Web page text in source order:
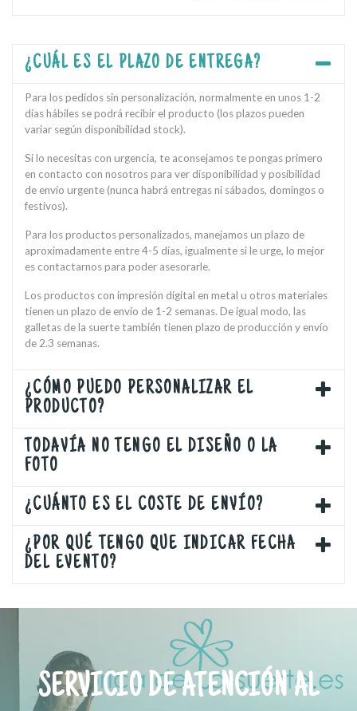
¿CUÁL ES EL PLAZO DE ENTREGA?
Para los pedidos sin personalización, normalmente en unos 1-2
días hábiles se podrá recibir el producto (los plazos pueden
variar según disponibilidad stock).
Si lo necesitas con urgencia, te aconsejamos te pongas primero
en contacto con nosotros para ver disponibilidad y posibilidad
de envío urgente (nunca habrá entregas ni sábados, domingos o
festivos).
Para los productos personalizados, manejamos un plazo de
aproximadamente entre 4-5 días, igualmente si le urge, lo mejor
es contactarnos para poder asesorarle.
Los productos con impresión digital en metal u otros materiales
tienen un plazo de envío de 1-2 semanas. De igual modo, las
galletas de la suerte también tienen plazo de producción y envío
de 2.3 semanas.
¿CÓMO PUEDO PERSONALIZAR EL
PRODUCTO?
TODAVÍA NO TENGO EL DISEÑO O LA
FOTO
¿CUÁNTO ES EL COSTE DE ENVÍO?
¿POR QUÉ TENGO QUE INDICAR FECHA
DEL EVENTO?
SERVICIO DE ATENCIÓN AL